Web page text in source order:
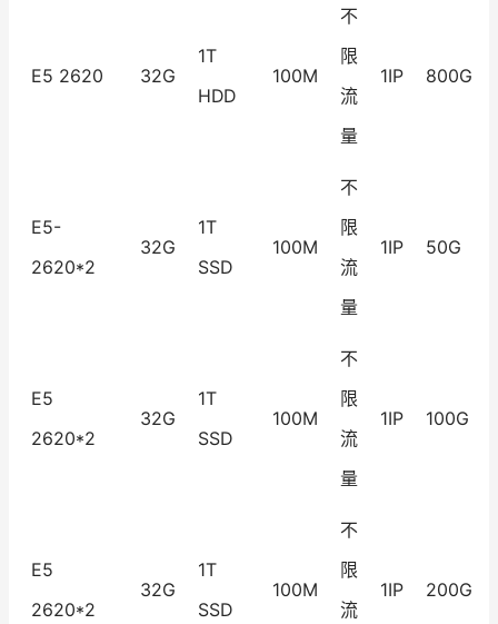
E5 2620 32G
1T
HDD
100M
不
限
流
量
1IP 800G
E5-
2620*2
32G
1T
SSD
100M
不
限
流
量
1IP 50G
E5
2620*2
32G
1T
SSD
100M
不
限
流
量
1IP 100G
E5
2620*2
32G
1T
SSD
100M
不
限
流
1IP 200G